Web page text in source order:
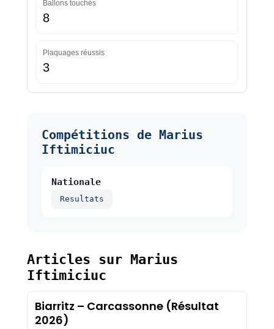
Ballons touchés
8
Plaquages réussis
3
Compétitions de Marius
Iftimiciuc
Nationale
Resultats
Articles sur Marius
Iftimiciuc
Biarritz – Carcassonne (Résultat
2026)